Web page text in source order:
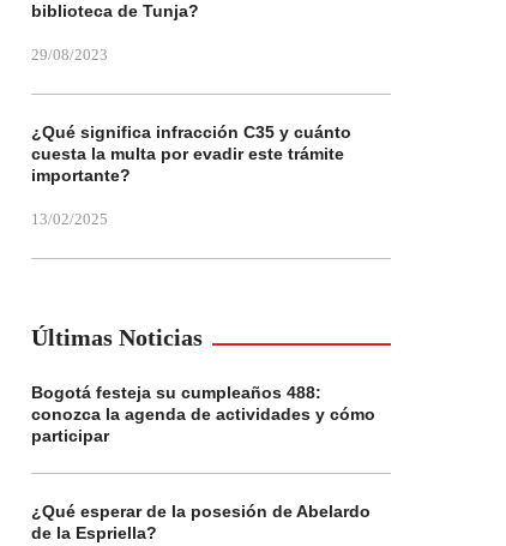
biblioteca de Tunja?
29/08/2023
¿Qué significa infracción C35 y cuánto
cuesta la multa por evadir este trámite
importante?
13/02/2025
Últimas Noticias
Bogotá festeja su cumpleaños 488:
conozca la agenda de actividades y cómo
participar
¿Qué esperar de la posesión de Abelardo
de la Espriella?